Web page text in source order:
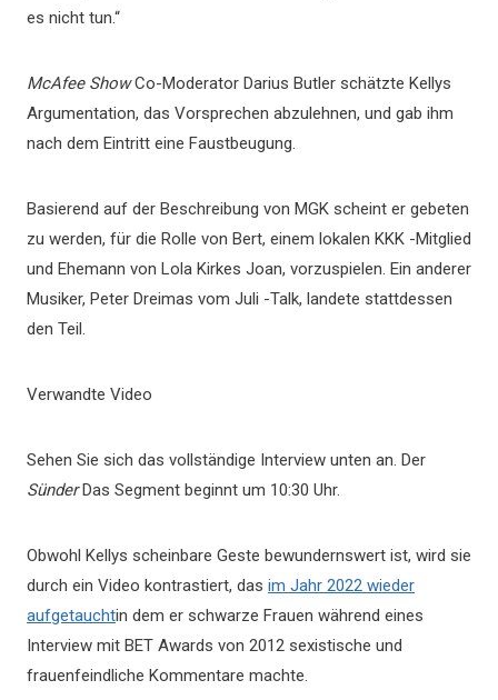
es nicht tun.“
McAfee ShowCo-Moderator Darius Butler schätzte Kellys
Argumentation, das Vorsprechen abzulehnen, und gab ihm
nach dem Eintritt eine Faustbeugung.
Basierend auf der Beschreibung von MGK scheint er gebeten
zu werden, für die Rolle von Bert, einem lokalen KKK -Mitglied
und Ehemann von Lola Kirkes Joan, vorzuspielen. Ein anderer
Musiker, Peter Dreimas vom Juli -Talk, landete stattdessen
den Teil.
Verwandte Video
Sehen Sie sich das vollständige Interview unten an. Der
SünderDas Segment beginnt um 10:30 Uhr.
Obwohl Kellys scheinbare Geste bewundernswert ist, wird sie
durch ein Video kontrastiert, das im Jahr 2022 wieder
aufgetauchtin dem er schwarze Frauen während eines
Interview mit BET Awards von 2012 sexistische und
frauenfeindliche Kommentare machte.